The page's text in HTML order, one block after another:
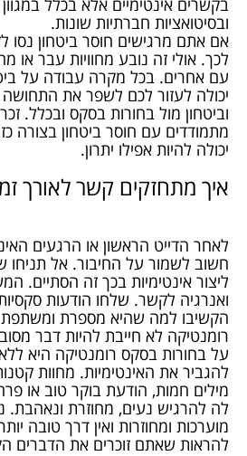
בקשרים אינטימיים אלא בכלל
ובסיטואציות חברתיות שונות.
אם אתם מרגישים חוסר ביטחון נסו
לכך. אולי זה נובע מחוויות עבר או
עם אחרים. בכל מקרה עבודה על
יכולה לעזור לכם לשפר את התחושה
וביטחון מול בחורות בסקס ובכלל.
מתמודדים עם חוסר ביטחון בצורה
יכולה להיות אפילו יתרון.
איך מתחזקים קשר לאורך
לאחר הדייט הראשון או הרגעים
חשוב לשמור על החיבור. אל
ליצור אינטימיות בכך זה הסתיים.
ואנרגיה לקשר. שלחו הודעות
הקשיבו למה שהיא מספרת
רומנטיקה לא חייבת להיות דבר
על בחורות בסקס רומנטיקה היא
להגביר את האינטימיות. מחוות
מילים חמות, הודעת בוקר טוב או
לה להרגיש נעים, מחוזרת ונאהבת.
מוערכות ומחוזרות ואין דרך טובה
להראות שאתם זוכרים את הדברים